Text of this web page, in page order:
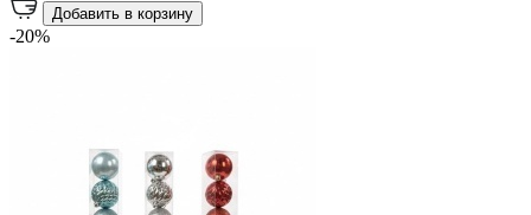
Добавить в корзину
-20%